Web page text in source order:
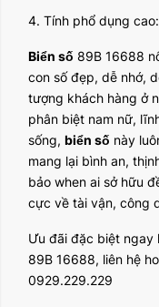
4. Tính phổ dụng cao:
Biển số 89B 16688
con số đẹp, dễ nhớ,
tượng khách hàng ở
phân biệt nam nữ,
sống, biển số này
mang lại bình an,
bảo when ai sở hữu
cực về tài vận, công
Ưu đãi đặc biệt ngay
89B 16688, liên hệ
0929.229.229